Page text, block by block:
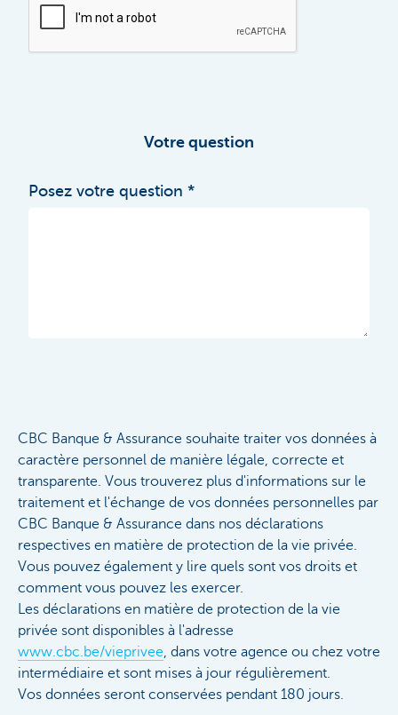
Votre question
Posez votre question
CBC Banque & Assurance souhaite traiter vos données à
caractère personnel de manière légale, correcte et
transparente. Vous trouverez plus d'informations sur le
traitement et l'échange de vos données personnelles par
CBC Banque & Assurance dans nos déclarations
respectives en matière de protection de la vie privée.
Vous pouvez également y lire quels sont vos droits et
comment vous pouvez les exercer.
Les déclarations en matière de protection de la vie
privée sont disponibles à l'adresse
www.cbc.be/vieprivee, dans votre agence ou chez votre
intermédiaire et sont mises à jour régulièrement.
Vos données seront conservées pendant 180 jours.